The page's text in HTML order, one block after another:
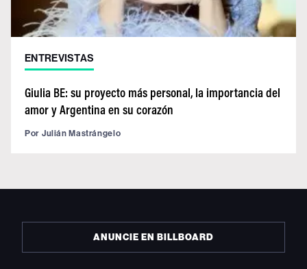
ENTREVISTAS
Giulia BE: su proyecto más personal, la importancia del
amor y Argentina en su corazón
Por Julián Mastrángelo
ANUNCIE EN BILLBOARD